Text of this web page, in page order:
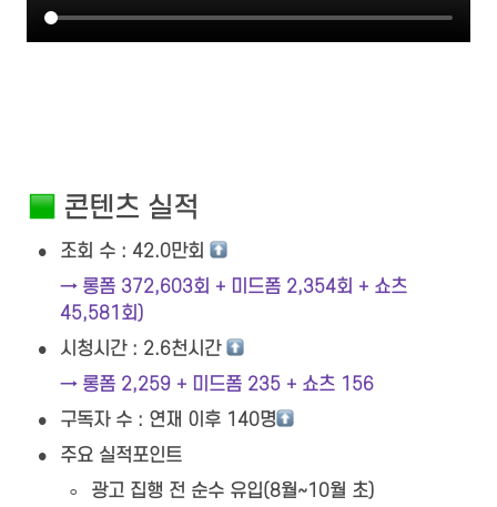
콘텐츠 실적
•
조회 수 : 42.0만회
→ 롱폼 372,603회 + 미드폼 2,354회 + 쇼츠
45,581회)
•
시청시간 : 2.6천시간
→ 롱폼 2,259 + 미드폼 235 + 쇼츠 156
• 구독자 수 : 연재 이후 140명
• 주요 실적포인트
◦
광고 집행 전 순수 유입(8월~10월 초)